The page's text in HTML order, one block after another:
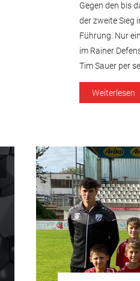
Gegen den bis
der zweite Sieg
Führung. Nur
im Rainer
Tim Sauer per
Weiterlesen